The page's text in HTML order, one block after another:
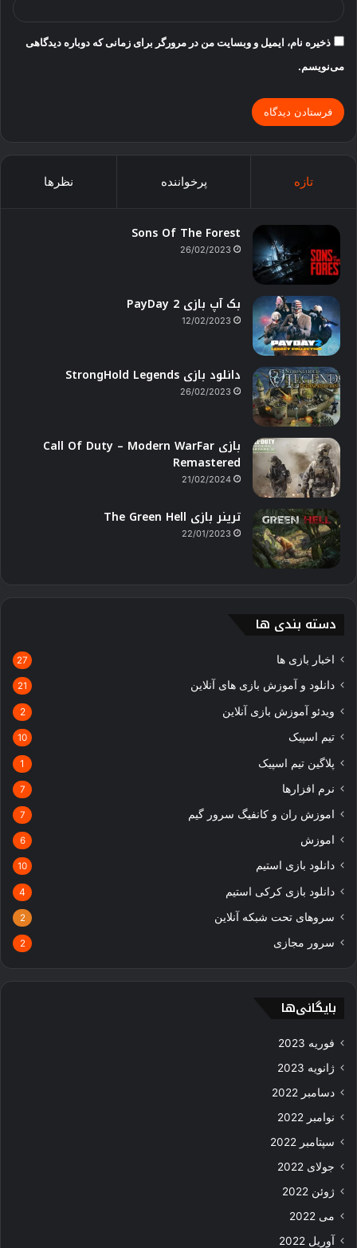
ذخیره نام، ایمیل و وبسایت من در مرورگر برای زمانی که دوباره دیدگاهی
می‌نویسم.
تازه پرخواننده نظرها
Sons Of The Forest
26/02/2023
بک آپ بازی PayDay 2
12/02/2023
دانلود بازی StrongHold Legends
26/02/2023
بازی Call Of Duty – Modern WarFar
Remastered
21/02/2024
ترینر بازی The Green Hell
22/01/2023
دسته بندی ها
اخبار بازی ها 27
دانلود و آموزش بازی های آنلاین 21
ویدئو آموزش بازی آنلاین 2
تیم اسپیک 10
پلاگین تیم اسپیک 1
نرم افزارها 7
اموزش ران و کانفیگ سرور گیم 7
اموزش 6
دانلود بازی استیم 10
دانلود بازی کرکی استیم 4
سروهای تحت شبکه آنلاین 2
سرور مجازی 2
بایگانی‌ها
فوریه 2023
ژانویه 2023
دسامبر 2022
نوامبر 2022
سپتامبر 2022
جولای 2022
ژوئن 2022
می 2022
آوریل 2022